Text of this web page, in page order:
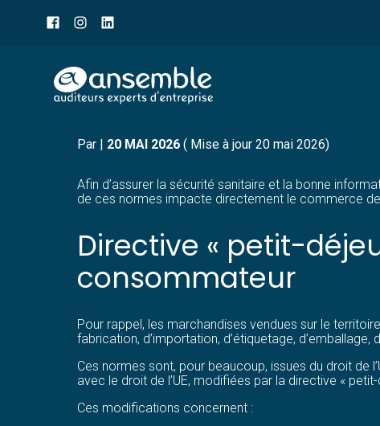
header
Aller
au
COMMERCE DE
Par | 20 MAI 2026( Mise à jour 20 mai 2026)
Afin d’assurer la sécurité sanitaire et la bonne
de ces normes impacte directement le commerce
Directive « petit-
consommateur
Pour rappel, les marchandises vendues sur le
fabrication, d’importation, d’étiquetage,
Ces normes sont, pour beaucoup, issues du droit de
avec le droit de l’UE, modifiées par la directive « petit-
Ces modifications concernent :